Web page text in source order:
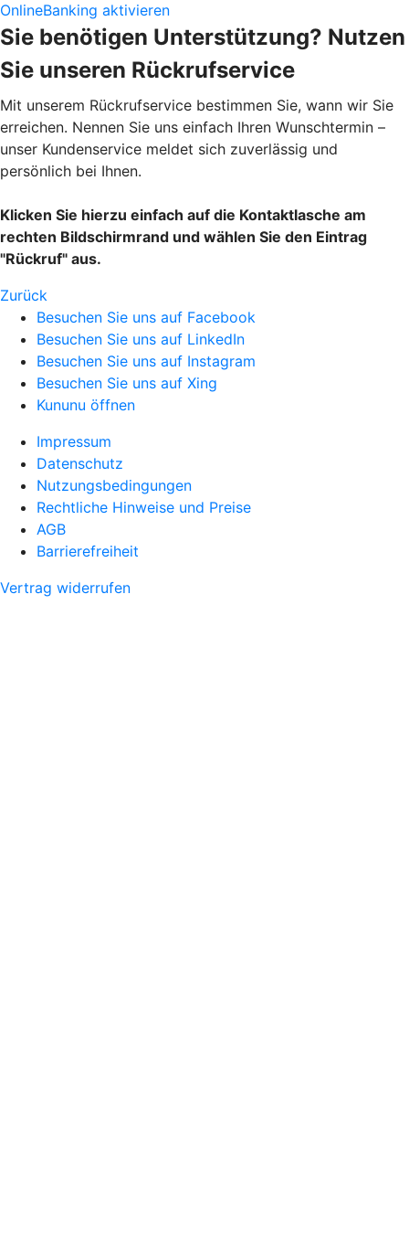
OnlineBanking aktivieren
Sie benötigen Unterstützung? Nutzen
Sie unseren Rückrufservice
Mit unserem Rückrufservice bestimmen Sie, wann wir Sie
erreichen. Nennen Sie uns einfach Ihren Wunschtermin –
unser Kundenservice meldet sich zuverlässig und
persönlich bei Ihnen.
Klicken Sie hierzu einfach auf die Kontaktlasche am
rechten Bildschirmrand und wählen Sie den Eintrag
"Rückruf" aus.
Zurück
Besuchen Sie uns auf Facebook
Besuchen Sie uns auf LinkedIn
Besuchen Sie uns auf Instagram
Besuchen Sie uns auf Xing
Kununu öffnen
Impressum
Datenschutz
Nutzungsbedingungen
Rechtliche Hinweise und Preise
AGB
Barrierefreiheit
Vertrag widerrufen